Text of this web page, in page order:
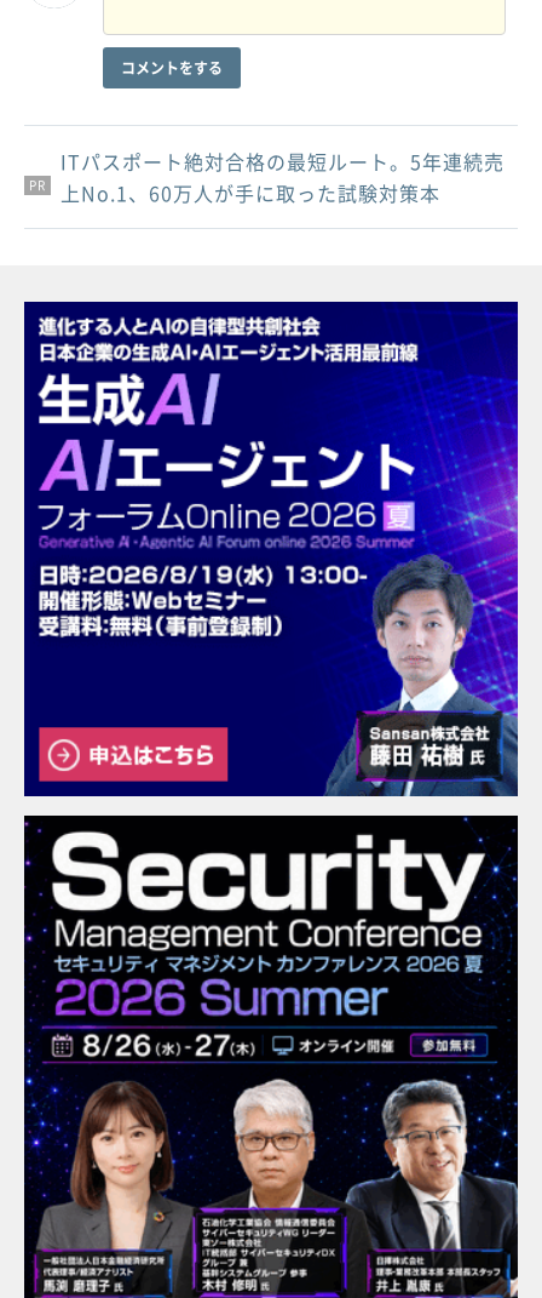
コメントをする
PR
PR
PR
ITパスポート絶対合格の最短ルート。5年連続売
上No.1、60万人が手に取った試験対策本